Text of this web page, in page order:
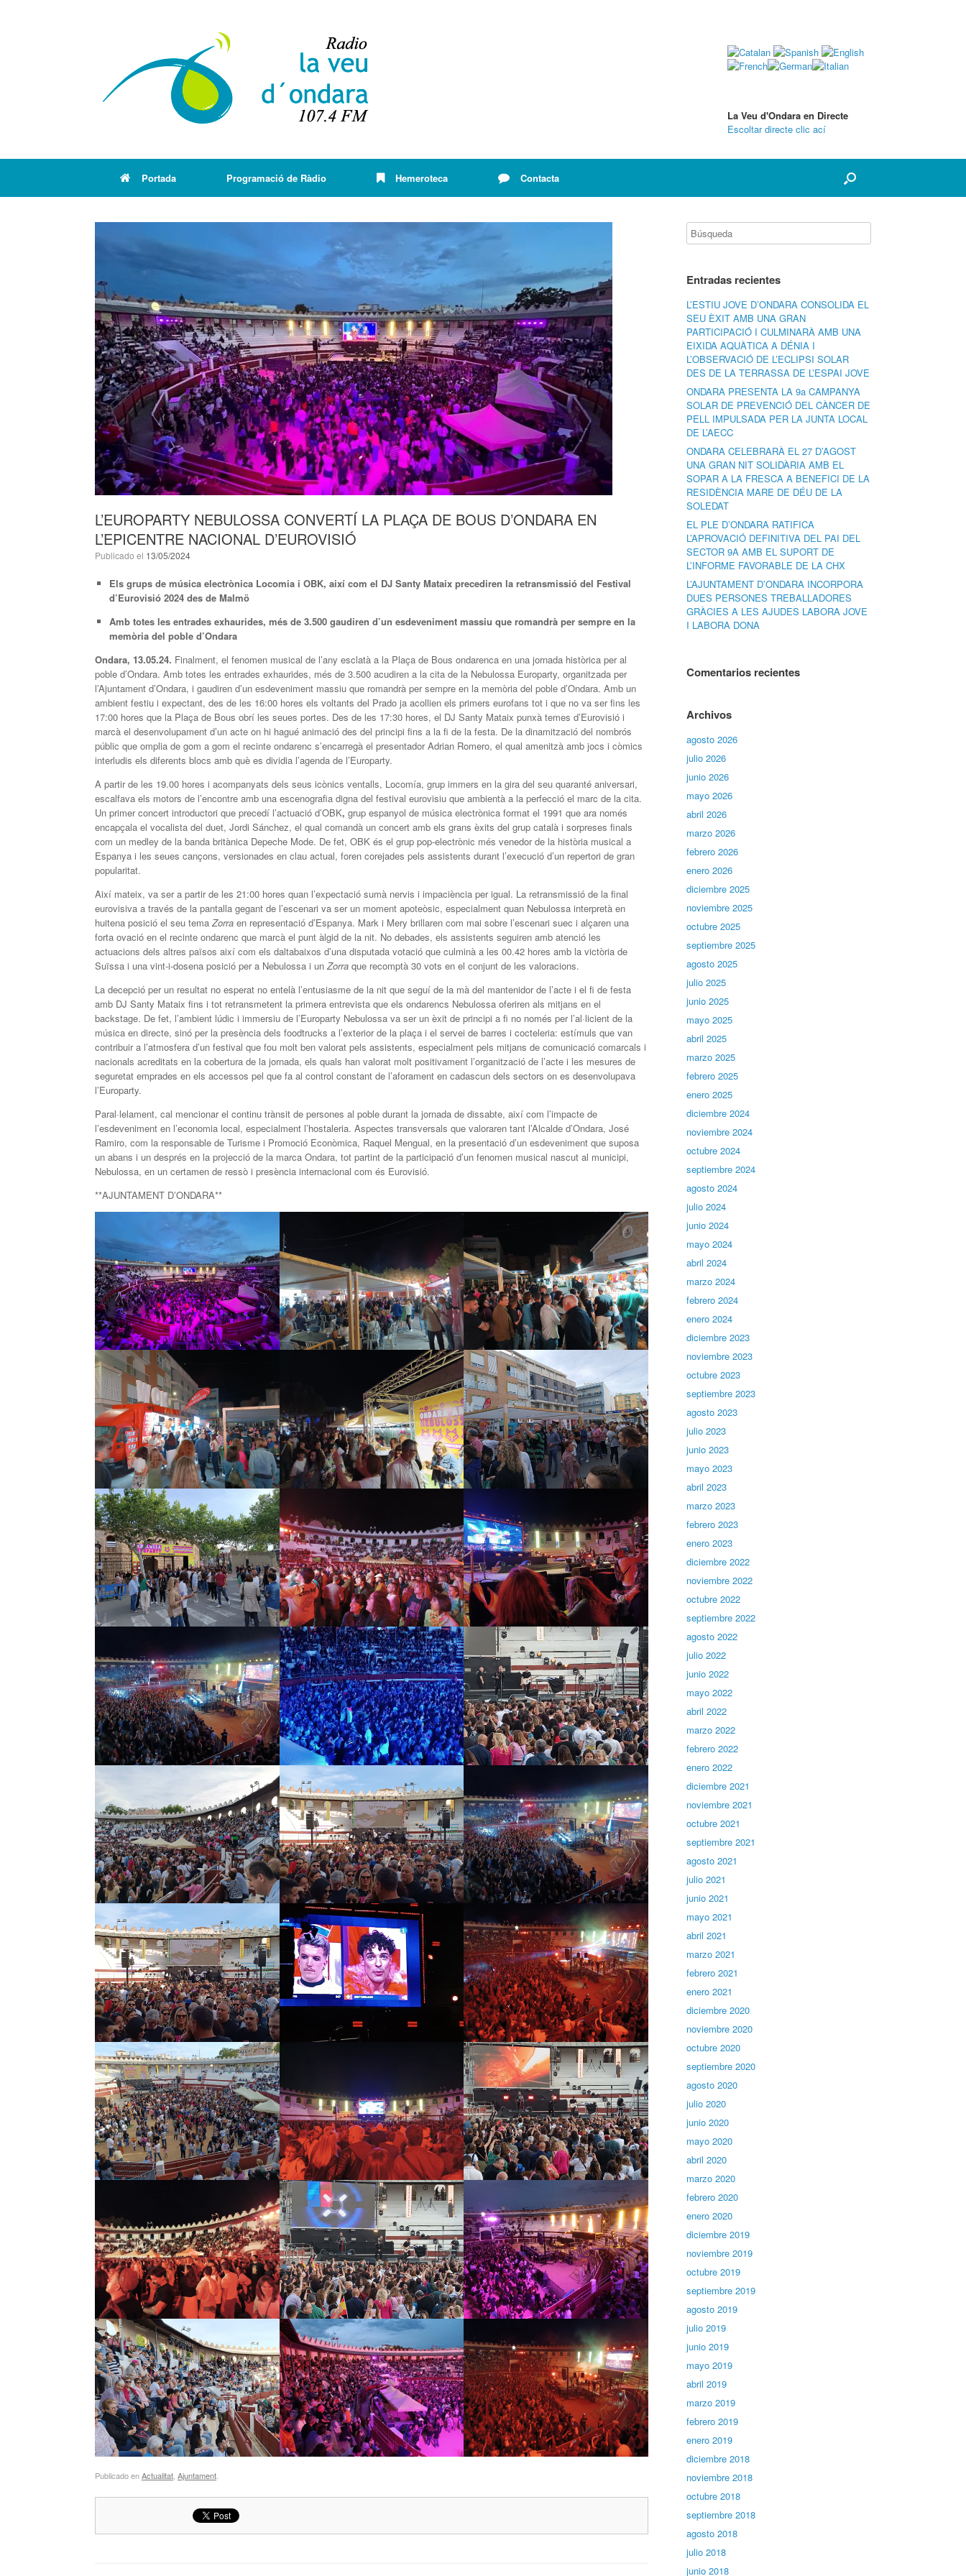
La Veu d'Ondara en Directe
Escoltar directe clic ací
Portada Programació de Ràdio Hemeroteca Contacta
L’EUROPARTY NEBULOSSA CONVERTÍ LA PLAÇA DE BOUS D’ONDARA EN
L’EPICENTRE NACIONAL D’EUROVISIÓ
Publicado el 13/05/2024
Els grups de música electrònica Locomia i OBK, així com el DJ Santy Mataix precediren la retransmissió del Festival
d’Eurovisió 2024 des de Malmö
Amb totes les entrades exhaurides, més de 3.500 gaudiren d’un esdeveniment massiu que romandrà per sempre en la
memòria del poble d’Ondara
Ondara, 13.05.24. Finalment, el fenomen musical de l’any esclatà a la Plaça de Bous ondarenca en una jornada històrica per al
poble d’Ondara. Amb totes les entrades exhaurides, més de 3.500 acudiren a la cita de la Nebulossa Europarty, organitzada per
l’Ajuntament d’Ondara, i gaudiren d’un esdeveniment massiu que romandrà per sempre en la memòria del poble d’Ondara. Amb un
ambient festiu i expectant, des de les 16:00 hores els voltants del Prado ja acollien els primers eurofans tot i que no va ser fins les
17:00 hores que la Plaça de Bous obrí les seues portes. Des de les 17:30 hores, el DJ Santy Mataix punxà temes d’Eurovisió i
marcà el desenvolupament d’un acte on hi hagué animació des del principi fins a la fi de la festa. De la dinamització del nombrós
públic que omplia de gom a gom el recinte ondarenc s’encarregà el presentador Adrian Romero, el qual amenitzà amb jocs i còmics
interludis els diferents blocs amb què es dividia l’agenda de l’Europarty.
A partir de les 19.00 hores i acompanyats dels seus icònics ventalls, Locomía, grup immers en la gira del seu quaranté aniversari,
escalfava els motors de l’encontre amb una escenografia digna del festival eurovisiu que ambientà a la perfecció el marc de la cita.
Un primer concert introductori que precedí l’actuació d’OBK, grup espanyol de música electrònica format el 1991 que ara només
encapçala el vocalista del duet, Jordi Sánchez, el qual comandà un concert amb els grans èxits del grup català i sorpreses finals
com un medley de la banda britànica Depeche Mode. De fet, OBK és el grup pop-electrònic més venedor de la història musical a
Espanya i les seues cançons, versionades en clau actual, foren corejades pels assistents durant l’execució d’un repertori de gran
popularitat.
Així mateix, va ser a partir de les 21:00 hores quan l’expectació sumà nervis i impaciència per igual. La retransmissió de la final
eurovisiva a través de la pantalla gegant de l’escenari va ser un moment apoteòsic, especialment quan Nebulossa interpretà en
huitena posició el seu temaZorra en representació d’Espanya. Mark i Mery brillaren com mai sobre l’escenari suec i alçaren una
forta ovació en el recinte ondarenc que marcà el punt àlgid de la nit. No debades, els assistents seguiren amb atenció les
actuacions dels altres països així com els daltabaixos d’una disputada votació que culminà a les 00.42 hores amb la victòria de
Suïssa i una vint-i-dosena posició per a Nebulossa i unZorra que recomptà 30 vots en el conjunt de les valoracions.
La decepció per un resultat no esperat no entelà l’entusiasme de la nit que seguí de la mà del mantenidor de l’acte i el fi de festa
amb DJ Santy Mataix fins i tot retransmetent la primera entrevista que els ondarencs Nebulossa oferiren als mitjans en el
backstage. De fet, l’ambient lúdic i immersiu de l’Europarty Nebulossa va ser un èxit de principi a fi no només per l’al·licient de la
música en directe, sinó per la presència dels foodtrucks a l’exterior de la plaça i el servei de barres i cocteleria: estímuls que van
contribuir a l’atmosfera d’un festival que fou molt ben valorat pels assistents, especialment pels mitjans de comunicació comarcals i
nacionals acreditats en la cobertura de la jornada, els quals han valorat molt positivament l’organització de l’acte i les mesures de
seguretat emprades en els accessos pel que fa al control constant de l’aforament en cadascun dels sectors on es desenvolupava
l’Europarty.
Paral·lelament, cal mencionar el continu trànsit de persones al poble durant la jornada de dissabte, així com l’impacte de
l’esdeveniment en l’economia local, especialment l’hostaleria. Aspectes transversals que valoraren tant l’Alcalde d’Ondara, José
Ramiro, com la responsable de Turisme i Promoció Econòmica, Raquel Mengual, en la presentació d’un esdeveniment que suposa
un abans i un després en la projecció de la marca Ondara, tot partint de la participació d’un fenomen musical nascut al municipi,
Nebulossa, en un certamen de ressò i presència internacional com és Eurovisió.
**AJUNTAMENT D’ONDARA**
Publicado enActualitat Ajuntament
Entradas recientes
L’ESTIU JOVE D’ONDARA CONSOLIDA EL
SEU ÈXIT AMB UNA GRAN
PARTICIPACIÓ I CULMINARÀ AMB UNA
EIXIDA AQUÀTICA A DÉNIA I
L’OBSERVACIÓ DE L’ECLIPSI SOLAR
DES DE LA TERRASSA DE L’ESPAI JOVE
ONDARA PRESENTA LA 9a CAMPANYA
SOLAR DE PREVENCIÓ DEL CÀNCER DE
PELL IMPULSADA PER LA JUNTA LOCAL
DE L’AECC
ONDARA CELEBRARÀ EL 27 D’AGOST
UNA GRAN NIT SOLIDÀRIA AMB EL
SOPAR A LA FRESCA A BENEFICI DE LA
RESIDÈNCIA MARE DE DÉU DE LA
SOLEDAT
EL PLE D’ONDARA RATIFICA
L’APROVACIÓ DEFINITIVA DEL PAI DEL
SECTOR 9A AMB EL SUPORT DE
L’INFORME FAVORABLE DE LA CHX
L’AJUNTAMENT D’ONDARA INCORPORA
DUES PERSONES TREBALLADORES
GRÀCIES A LES AJUDES LABORA JOVE
I LABORA DONA
Comentarios recientes
Archivos
agosto 2026
julio 2026
junio 2026
mayo 2026
abril 2026
marzo 2026
febrero 2026
enero 2026
diciembre 2025
noviembre 2025
octubre 2025
septiembre 2025
agosto 2025
julio 2025
junio 2025
mayo 2025
abril 2025
marzo 2025
febrero 2025
enero 2025
diciembre 2024
noviembre 2024
octubre 2024
septiembre 2024
agosto 2024
julio 2024
junio 2024
mayo 2024
abril 2024
marzo 2024
febrero 2024
enero 2024
diciembre 2023
noviembre 2023
octubre 2023
septiembre 2023
agosto 2023
julio 2023
junio 2023
mayo 2023
abril 2023
marzo 2023
febrero 2023
enero 2023
diciembre 2022
noviembre 2022
octubre 2022
septiembre 2022
agosto 2022
julio 2022
junio 2022
mayo 2022
abril 2022
marzo 2022
febrero 2022
enero 2022
diciembre 2021
noviembre 2021
octubre 2021
septiembre 2021
agosto 2021
julio 2021
junio 2021
mayo 2021
abril 2021
marzo 2021
febrero 2021
enero 2021
diciembre 2020
noviembre 2020
octubre 2020
septiembre 2020
agosto 2020
julio 2020
junio 2020
mayo 2020
abril 2020
marzo 2020
febrero 2020
enero 2020
diciembre 2019
noviembre 2019
octubre 2019
septiembre 2019
agosto 2019
julio 2019
junio 2019
mayo 2019
abril 2019
marzo 2019
febrero 2019
enero 2019
diciembre 2018
noviembre 2018
octubre 2018
septiembre 2018
agosto 2018
julio 2018
junio 2018